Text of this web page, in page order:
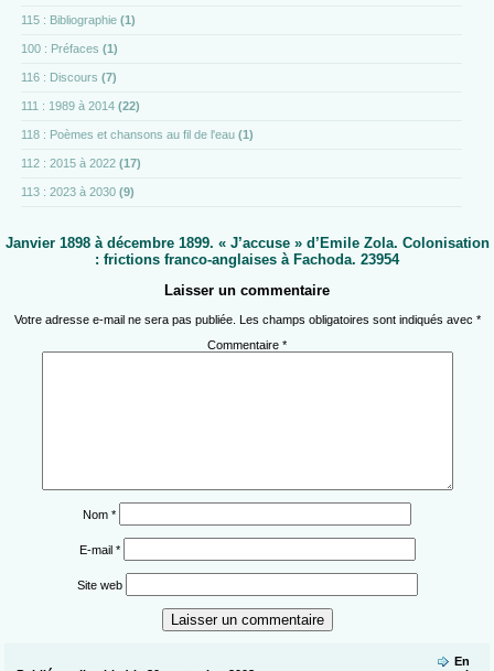
115 : Bibliographie (1)
100 : Préfaces (1)
116 : Discours (7)
111 : 1989 à 2014 (22)
118 : Poèmes et chansons au fil de l'eau (1)
112 : 2015 à 2022 (17)
113 : 2023 à 2030 (9)
Janvier 1898 à décembre 1899. « J’accuse » d’Emile Zola. Colonisation
: frictions franco-anglaises à Fachoda. 23954
Laisser un commentaire
Votre adresse e-mail ne sera pas publiée. Les champs obligatoires sont indiqués avec *
Commentaire *
Nom *
E-mail *
Site web
En